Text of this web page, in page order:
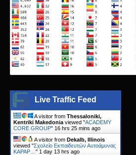
Live Traffic Feed
A visitor from Thessaloniki,
Kentriki Makedonia viewed "ACADEMY
CORE GROUP" 16 hrs 25 mins ago
A visitor from Dekalb, Illinois
viewed "Σχολείο Εκπαιδευτών Αυτοάμυνας
KAPAP… " 1 day 13 hrs ago